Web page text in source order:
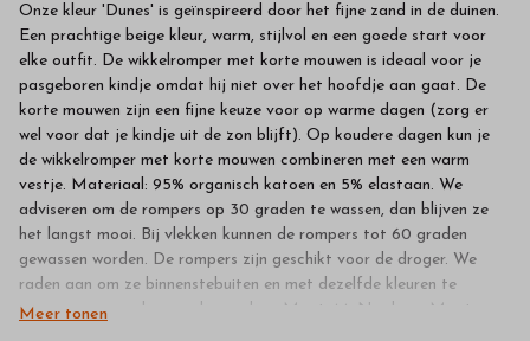
Onze kleur 'Dunes' is geïnspireerd door het fijne zand in de duinen.
Een prachtige beige kleur, warm, stijlvol en een goede start voor
elke outfit. De wikkelromper met korte mouwen is ideaal voor je
pasgeboren kindje omdat hij niet over het hoofdje aan gaat. De
korte mouwen zijn een fijne keuze voor op warme dagen (zorg er
wel voor dat je kindje uit de zon blijft). Op koudere dagen kun je
de wikkelromper met korte mouwen combineren met een warm
vestje. Materiaal: 95% organisch katoen en 5% elastaan. We
adviseren om de rompers op 30 graden te wassen, dan blijven ze
het langst mooi. Bij vlekken kunnen de rompers tot 60 graden
gewassen worden. De rompers zijn geschikt voor de droger. We
raden aan om ze binnenstebuiten en met dezelfde kleuren te
wassen voor een langere levensduur. Maat 44: Newborn Maat
Meer tonen